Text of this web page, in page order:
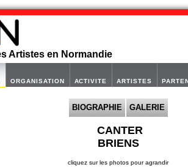
Artistes en Normandie
ORGANISATION ACTIVITE ARTISTES
BIOGRAPHIE GALERIE
CANTER
BRIENS
cliquez sur les photos pour agrandir